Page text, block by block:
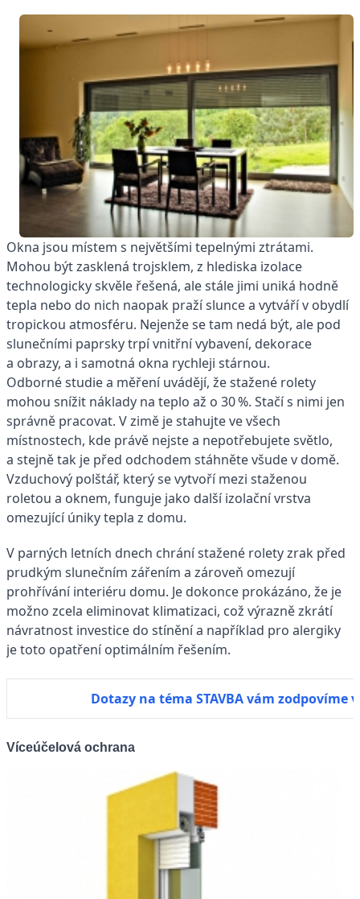
Okna jsou místem s největšími tepelnými ztrátami.
Mohou být zasklená trojsklem, z hlediska izolace
technologicky skvěle řešená, ale stále jimi uniká hodně
tepla nebo do nich naopak praží slunce a vytváří v obydlí
tropickou atmosféru. Nejenže se tam nedá být, ale pod
slunečními paprsky trpí vnitřní vybavení, dekorace
a obrazy, a i samotná okna rychleji stárnou.
Odborné studie a měření uvádějí, že stažené rolety
mohou snížit náklady na teplo až o 30 %. Stačí s nimi jen
správně pracovat. V zimě je stahujte ve všech
místnostech, kde právě nejste a nepotřebujete světlo,
a stejně tak je před odchodem stáhněte všude v domě.
Vzduchový polštář, který se vytvoří mezi staženou
roletou a oknem, funguje jako další izolační vrstva
omezující úniky tepla z domu.
V parných letních dnech chrání stažené rolety zrak před
prudkým slunečním zářením a zároveň omezují
prohřívání interiéru domu. Je dokonce prokázáno, že je
možno zcela eliminovat klimatizaci, což výrazně zkrátí
návratnost investice do stínění a například pro alergiky
je toto opatření optimálním řešením.
Dotazy na téma STAVBA vám zodpovíme v
Víceúčelová ochrana